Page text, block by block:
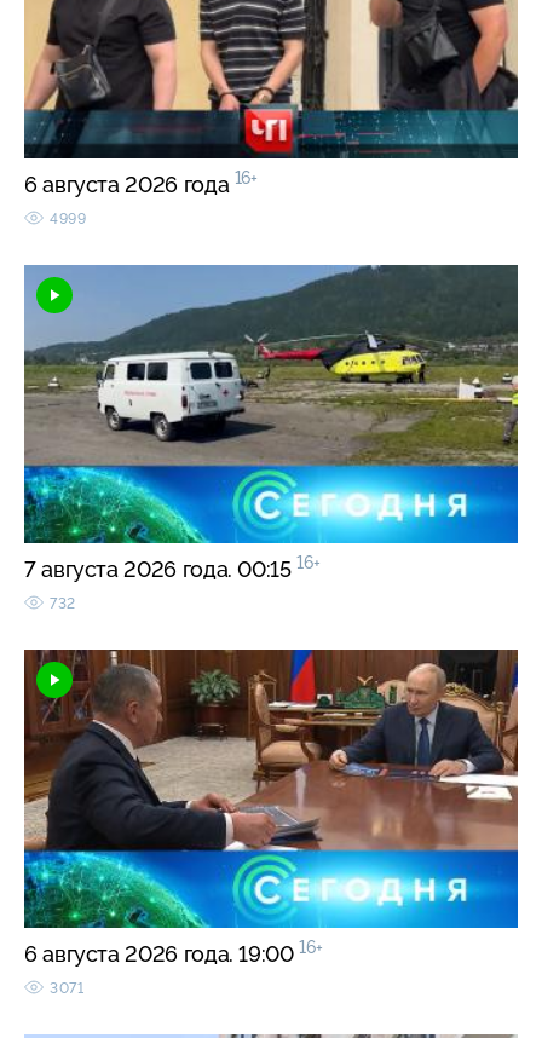
6 августа 2026 года 16+
4999
7 августа 2026 года. 00:15 16+
732
6 августа 2026 года. 19:00 16+
3071